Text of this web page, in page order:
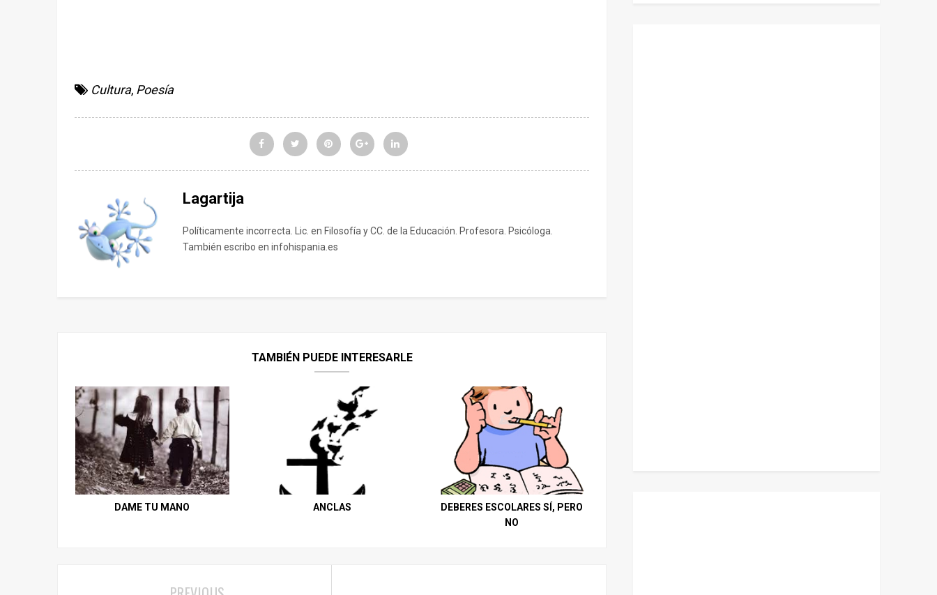
Cultura, Poesía
Lagartija
Políticamente incorrecta. Lic. en Filosofía y CC. de la Educación. Profesora. Psicóloga.
También escribo en infohispania.es
TAMBIÉN PUEDE INTERESARLE
DAME TU MANO ANCLAS
DEBERES ESCOLARES SÍ, PERO
NO